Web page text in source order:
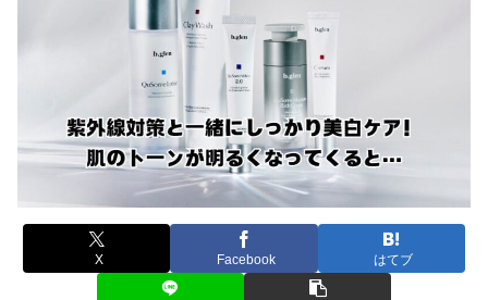
X Facebook はてブ